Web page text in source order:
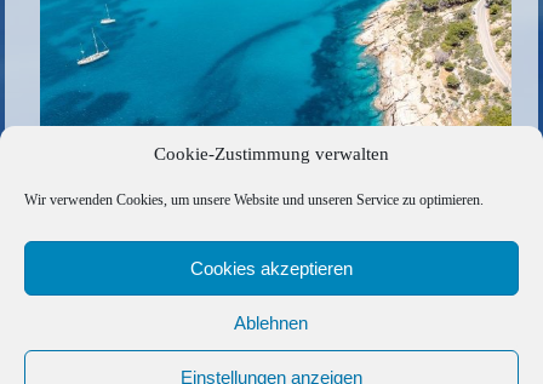
Cookie-Zustimmung verwalten
Wir verwenden Cookies, um unsere Website und unseren Service zu optimieren.
Cookies akzeptieren
Ablehnen
Einstellungen anzeigen
53EA1FD0-65AA-41F6-BA6A-9D20E5DDCD51
Copyright © 2026 Barfuss Segelreisen GmbH
Impressum|Datenschutz|Cookie-Richtlinie